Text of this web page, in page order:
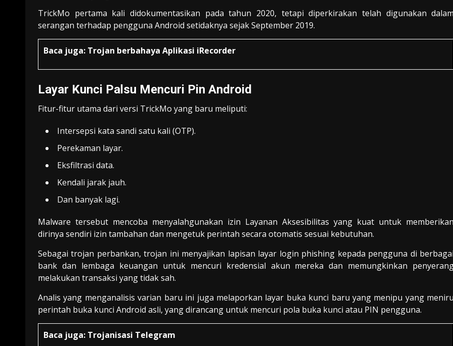
TrickMo pertama kali didokumentasikan pada tahun 2020, tetapi diperkirakan telah digunakan dalam
serangan terhadap pengguna Android setidaknya sejak September 2019.
Baca juga: Trojan berbahaya Aplikasi iRecorder
Layar Kunci Palsu Mencuri Pin Android
Fitur-fitur utama dari versi TrickMo yang baru meliputi:
Intersepsi kata sandi satu kali (OTP).
Perekaman layar.
Eksfiltrasi data.
Kendali jarak jauh.
Dan banyak lagi.
Malware tersebut mencoba menyalahgunakan izin Layanan Aksesibilitas yang kuat untuk memberikan
dirinya sendiri izin tambahan dan mengetuk perintah secara otomatis sesuai kebutuhan.
Sebagai trojan perbankan, trojan ini menyajikan lapisan layar login phishing kepada pengguna di berbagai
bank dan lembaga keuangan untuk mencuri kredensial akun mereka dan memungkinkan
melakukan transaksi yang tidak sah.
Analis yang menganalisis varian baru ini juga melaporkan layar buka kunci baru yang menipu yang meniru
perintah buka kunci Android asli, yang dirancang untuk mencuri pola buka kunci atau PIN pengguna.
Baca juga: Trojanisasi Telegram